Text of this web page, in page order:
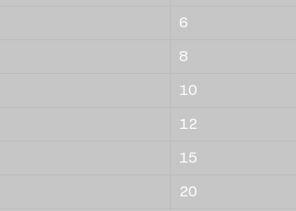
6
8
10
12
15
20